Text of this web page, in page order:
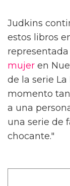
Judkins
estos libros
mujer en
de la serie
momento tan
a una
una serie de
chocante."